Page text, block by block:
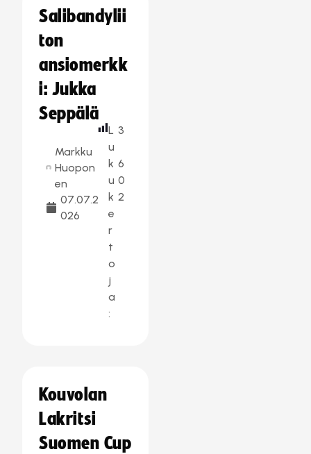
Salibandylii
ton
ansiomerkk
i: Jukka
Seppälä
Markku
Huopon
en
07.07.2
026
L
u
k
u
k
e
r
t
o
j
a
:
3
6
0
2
Kouvolan
Lakritsi
Suomen Cup